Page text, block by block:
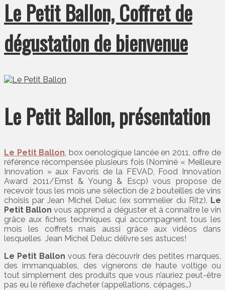
Le Petit Ballon, Coffret de
dégustation de bienvenue
Le Petit Ballon, présentation
Le Petit Ballon, box oenologique lancée en 2011, offre de
référence récompensée plusieurs fois (Nominé « Meilleure
Innovation » aux Favoris de la FEVAD, Food Innovation
Award 2011/Ernst & Young & Escp) vous propose de
recevoir tous les mois une sélection de 2 bouteilles de vins
choisis par Jean Michel Deluc (ex sommelier du Ritz). Le
Petit Ballon vous apprend a déguster et à connaître le vin
grâce aux fiches techniques qui accompagnent tous les
mois les coffrets mais aussi grâce aux vidéos dans
lesquelles Jean Michel Deluc délivre ses astuces!
Le Petit Ballon vous fera découvrir des petites marques,
des immanquables, des vignerons de haute voltige ou
tout simplement des produits que vous n’auriez peut-être
pas eu le réflexe d’acheter (appellations, cépages…)